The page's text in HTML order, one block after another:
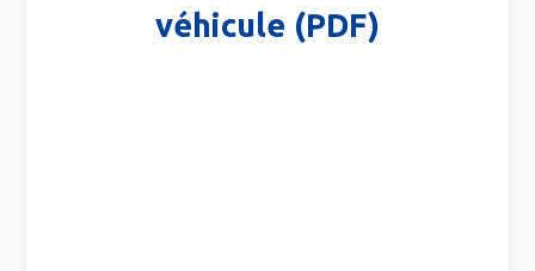
véhicule (PDF)